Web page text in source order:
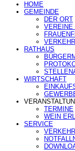
HOME
GEMEINDE
DER ORT
VEREINE
RATHAUS
WIRTSCHAFT
TERMINE
WEIN
SERVICE